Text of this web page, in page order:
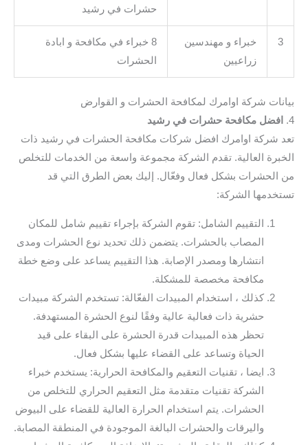
حشرات في رشيد
3
خبراء و مهندسين
زراعيين
8 خبراء في مكافحة و ابادة
الحشرات
بيانات شركة اوامرك لمكافحة الحشرات و القوارض
4.
افضل مكافحة حشرات في رشيد
تعد شركة اوامرك افضل شركات مكافحة الحشرات في رشيد ذات
الخبرة العالية. تقدم الشركة مجموعة واسعة من الخدمات للتخلص
من الحشرات بشكل فعال وفعّال. إليك بعض الطرق التي قد
تستخدمها الشركة:
التقييم الشامل: تقوم الشركة بإجراء تقييم شامل للمكان
المصاب بالحشرات. يتضمن ذلك تحديد نوع الحشرات ومدى
انتشارها ومصدر الإصابة. هذا التقييم يساعد على وضع خطة
مكافحة مخصصة للمشكلة.
كذلك ، استخدام المبيدات الفعّالة: تستخدم الشركة مبيدات
حشرية ذات فعالية عالية وفقًا لنوع الحشرة المستهدفة.
تحظر هذه المبيدات قدرة الحشرة على البقاء على قيد
الحياة وتساعد على القضاء عليها بشكل فعال.
ايضا ، تقنيات التعقيم والمكافحة الحرارية: يستخدم خبراء
الشركة تقنيات متقدمة مثل التعقيم الحراري للتخلص من
الحشرات. يتم استخدام الحرارة العالية للقضاء على البيوض
واليرقات والحشرات البالغة الموجودة في المنطقة المصابة.